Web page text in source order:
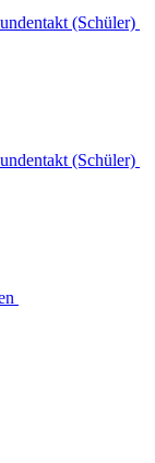
(Schüler)
(Schüler)